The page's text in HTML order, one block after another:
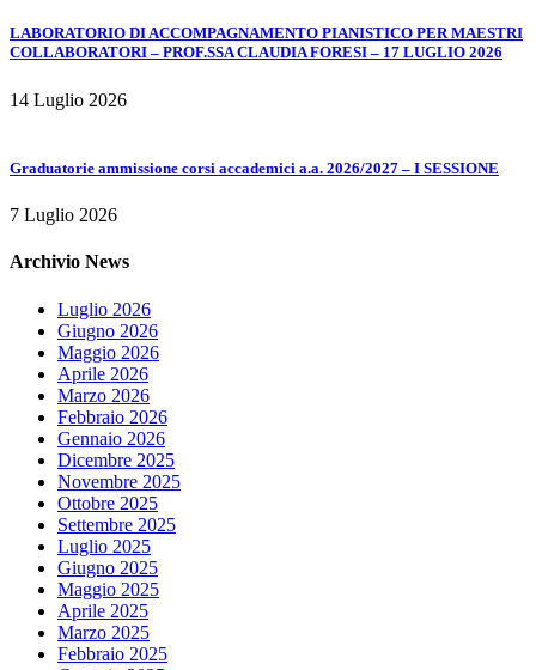
LABORATORIO DI ACCOMPAGNAMENTO PIANISTICO PER MAESTRI
COLLABORATORI – PROF.SSA CLAUDIA FORESI – 17 LUGLIO 2026
14 Luglio 2026
Graduatorie ammissione corsi accademici a.a. 2026/2027 – I SESSIONE
7 Luglio 2026
Archivio News
Luglio 2026
Giugno 2026
Maggio 2026
Aprile 2026
Marzo 2026
Febbraio 2026
Gennaio 2026
Dicembre 2025
Novembre 2025
Ottobre 2025
Settembre 2025
Luglio 2025
Giugno 2025
Maggio 2025
Aprile 2025
Marzo 2025
Febbraio 2025